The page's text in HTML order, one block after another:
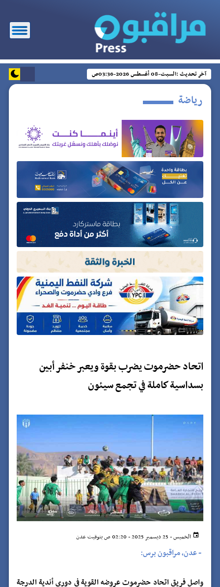
آخر تحديث :السبت-08 أغسطس 2026-03:36ص
رياضة
اتحاد حضرموت يضرب بقوة ويعبر خنفر أبين
بسداسية كاملة في تجمع سيئون
الخميس - 25 ديسمبر 2025 - 02:20 ص بتوقيت عدن
-عدن، مراقبون برس:
واصل فريق اتحاد حضرموت عروضه القوية في دوري أندية الدرجة